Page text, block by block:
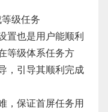
级任务
置也是用户能顺利
等级体系任务方
，引导其顺利完成
，保证首屏任务用